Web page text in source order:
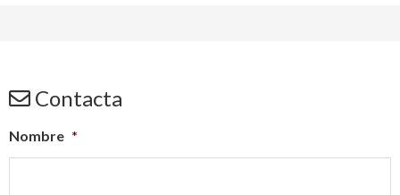
Contacta
Nombre *